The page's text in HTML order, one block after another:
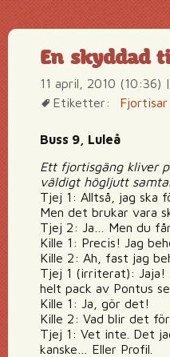
innehåll
En skyddad
11 april, 2010 (10:36) |
Etiketter:
Fjortisar
Buss 9, Luleå
Ett fjortisgäng kliver
väldigt högljutt
Tjej 1: Alltså, jag ska
Men det brukar vara
Tjej 2: Ja… Men du
Kille 1: Precis! Jag
Kille 2: Ah, fast jag
Tjej 1 (irriterat): Jaja!
helt pack av Pontus
Kille 1: Ja, gör det!
Kille 2: Vad blir det
Tjej 1: Vet inte. Det
kanske… Eller Profil.